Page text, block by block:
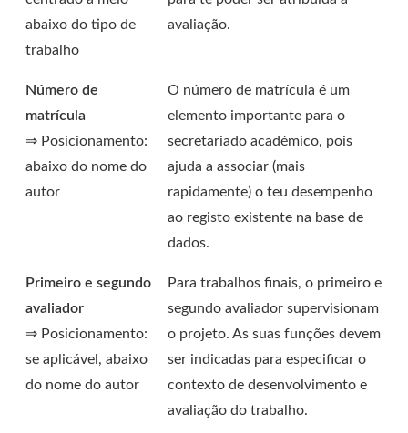
abaixo do tipo de
trabalho
avaliação.
Número de
matrícula
⇒ Posicionamento:
abaixo do nome do
autor
O número de matrícula é um
elemento importante para o
secretariado académico, pois
ajuda a associar (mais
rapidamente) o teu desempenho
ao registo existente na base de
dados.
Primeiro e segundo
avaliador
⇒ Posicionamento:
se aplicável, abaixo
do nome do autor
Para trabalhos finais, o primeiro e
segundo avaliador supervisionam
o projeto. As suas funções devem
ser indicadas para especificar o
contexto de desenvolvimento e
avaliação do trabalho.